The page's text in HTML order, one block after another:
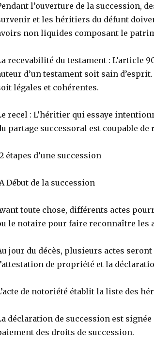
l’ouverture de la succession,
et les héritiers du défunt
non liquides composant le
recevabilité du testament : L’article
d’un testament soit sain
légales et cohérentes.
recel : L’héritier qui essaye
partage successoral est coupable de
étapes d’une succession
Début de la succession
toute chose, différents actes
le notaire pour faire reconnaître les
jour du décès, plusieurs actes
de propriété et la
de notoriété établit la liste des
déclaration de succession est
des droits de succession.